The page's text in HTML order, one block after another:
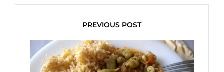
PREVIOUS POST